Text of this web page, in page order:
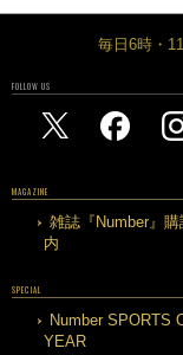
毎日6時・
FOLLOW US
MAGAZINE
雑誌『Number』購
内
SPECIAL
Number SPORTS
YEAR